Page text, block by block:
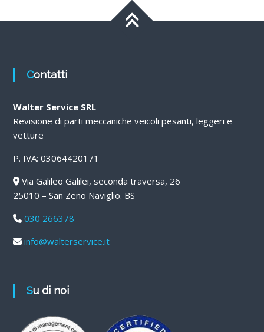
Contatti
Walter Service SRL
Revisione di parti meccaniche veicoli pesanti, leggeri e
vetture
P. IVA: 03064420171
Via Galileo Galilei, seconda traversa, 26
25010 – San Zeno Naviglio. BS
030 266378
info@walterservice.it
Su di noi